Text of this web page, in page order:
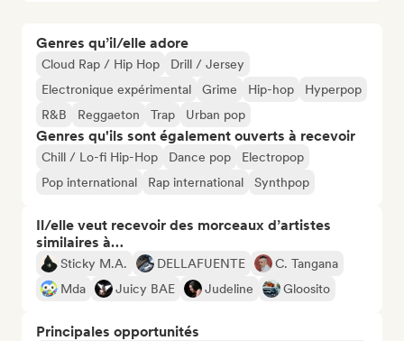
Genres qu’il/elle adore
Cloud Rap / Hip Hop
Drill / Jersey
Electronique expérimental
Grime Hip-hop
Hyperpop
R&B
Reggaeton Trap Urban pop
Genres qu'ils sont également ouverts à recevoir
Chill / Lo-fi Hip-Hop Dance pop
Electropop
Pop international
Rap international Synthpop
Il/elle veut recevoir des morceaux d’artistes
similaires à…
Sticky M.A. DELLAFUENTE
C. Tangana
Mda
Juicy BAE Judeline Gloosito
Principales opportunités